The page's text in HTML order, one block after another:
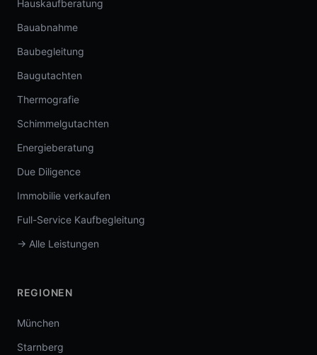
Hauskaufberatung
Bauabnahme
Baubegleitung
Baugutachten
Thermografie
Schimmelgutachten
Energieberatung
Due Diligence
Immobilie verkaufen
Full-Service Kaufbegleitung
→ Alle Leistungen
REGIONEN
München
Starnberg